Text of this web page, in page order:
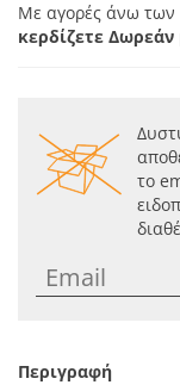
Με αγορές άνω των
κερδίζετε
το
Περιγραφή